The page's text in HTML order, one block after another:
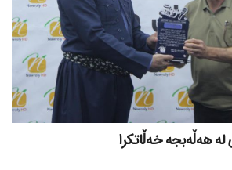
ھەڵەبجە خەڵاتکرا